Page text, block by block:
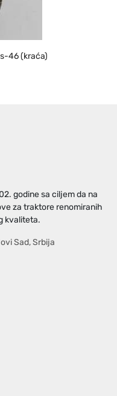
46 (kraća)
godine sa ciljem da na
za traktore renomiranih
kvaliteta.
Sad, Srbija